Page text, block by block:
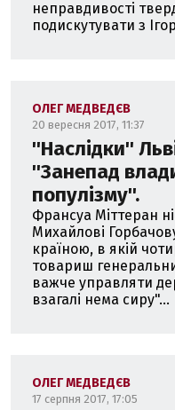
неправдивості
подискутувати з
ОЛЕГ МЕДВЕДЄВ
20 вересня 2017, 11:37
''Наслідки''
''Занепад
популізму''.
Франсуа Міттеран
Михайлові
країною, в якій
товариш
важче управляти
взагалі нема сиру"...
ОЛЕГ МЕДВЕДЄВ
17 серпня 2017, 17:05